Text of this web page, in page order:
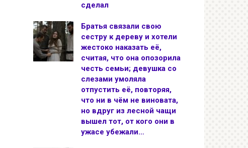
сделал
Братья связали свою
сестру к дереву и хотели
жестоко наказать её,
считая, что она опозорила
честь семьи; девушка со
слезами умоляла
отпустить её, повторяя,
что ни в чём не виновата,
но вдруг из лесной чащи
вышел тот, от кого они в
ужасе убежали…